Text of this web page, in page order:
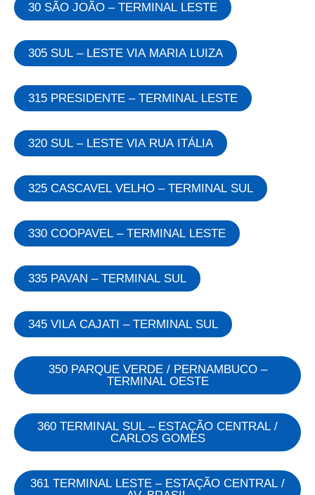
30 SÃO JOÃO – TERMINAL LESTE
305 SUL – LESTE VIA MARIA LUIZA
315 PRESIDENTE – TERMINAL LESTE
320 SUL – LESTE VIA RUA ITÁLIA
325 CASCAVEL VELHO – TERMINAL SUL
330 COOPAVEL – TERMINAL LESTE
335 PAVAN – TERMINAL SUL
345 VILA CAJATI – TERMINAL SUL
350 PARQUE VERDE / PERNAMBUCO –
TERMINAL OESTE
360 TERMINAL SUL – ESTAÇÃO CENTRAL /
CARLOS GOMES
361 TERMINAL LESTE – ESTAÇÃO CENTRAL /